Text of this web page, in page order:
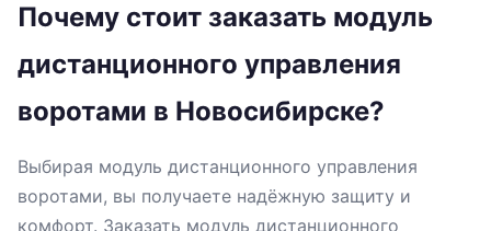
Почему стоит заказать модуль
дистанционного управления
воротами в Новосибирске?
Выбирая модуль дистанционного управления
воротами, вы получаете надёжную защиту и
комфорт. Заказать модуль дистанционного